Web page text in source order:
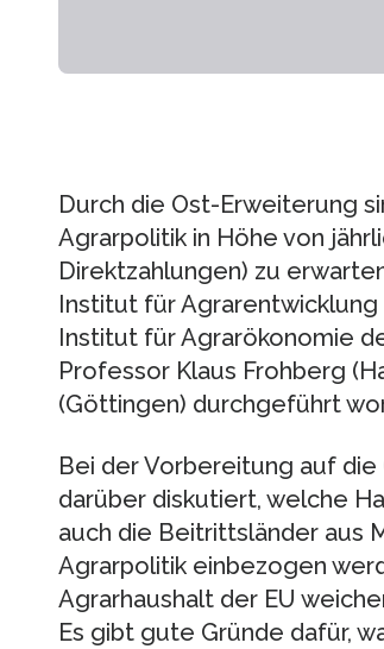
Durch die Ost-Erweiterung
Agrarpolitik in Höhe von
Direktzahlungen) zu
Institut für Agrarentwicklung
Institut für Agrarökonomie
Professor Klaus Frohberg
(Göttingen) durchgeführt
Bei der Vorbereitung auf
darüber diskutiert, welche
auch die Beitrittsländer aus
Agrarpolitik einbezogen
Agrarhaushalt der EU
Es gibt gute Gründe dafür,